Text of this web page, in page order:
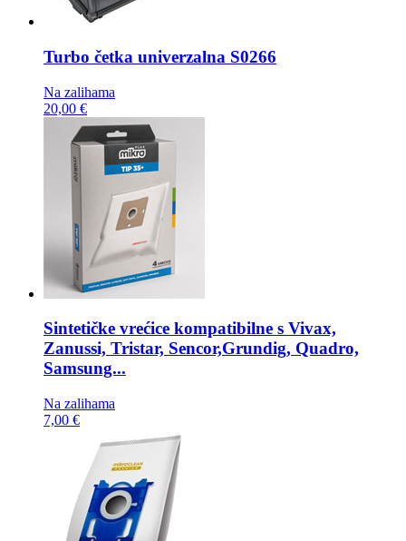
Turbo četka univerzalna S0266
Na zalihama
20,00 €
Sintetičke vrećice kompatibilne s Vivax,
Zanussi, Tristar, Sencor,Grundig, Quadro,
Samsung...
Na zalihama
7,00 €